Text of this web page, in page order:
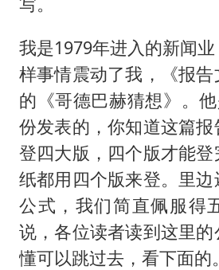
我是1979年进入的新闻
样事情震动了我，《报
的《哥德巴赫猜想》。
份发表的，你知道这篇
登四大版，四个版才能
纸都用四个版来登。里
公式，我们简直佩服得
说，各位读者读到这里
懂可以跳过去，看下面的。